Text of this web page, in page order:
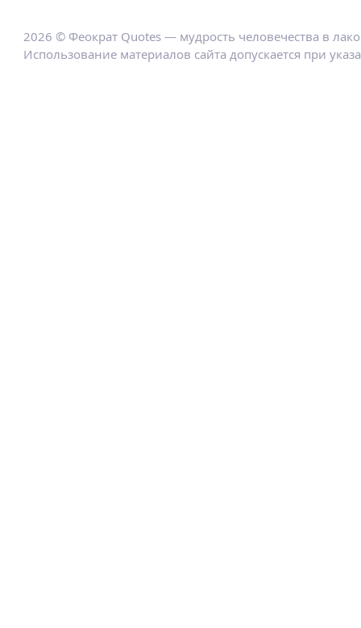
2026 © Феократ Quotes — мудрость человечества в
Использование материалов сайта допускается при